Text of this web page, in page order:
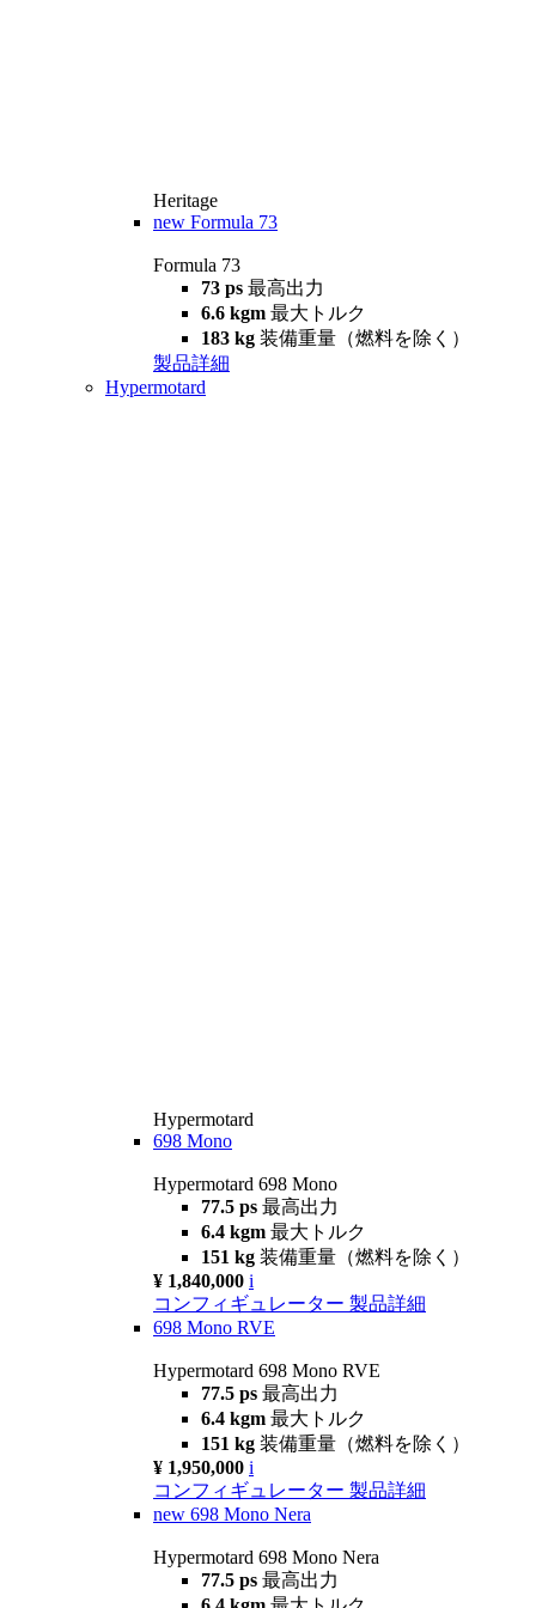
Heritage
new Formula 73
Formula 73
73 ps 最高出力
6.6 kgm 最大トルク
183 kg 装備重量（燃料を除く）
製品詳細
Hypermotard
Hypermotard
698 Mono
Hypermotard 698 Mono
77.5 ps 最高出力
6.4 kgm 最大トルク
151 kg 装備重量（燃料を除く）
¥ 1,840,000 i
コンフィギュレーター 製品詳細
698 Mono RVE
Hypermotard 698 Mono RVE
77.5 ps 最高出力
6.4 kgm 最大トルク
151 kg 装備重量（燃料を除く）
¥ 1,950,000 i
コンフィギュレーター 製品詳細
new 698 Mono Nera
Hypermotard 698 Mono Nera
77.5 ps 最高出力